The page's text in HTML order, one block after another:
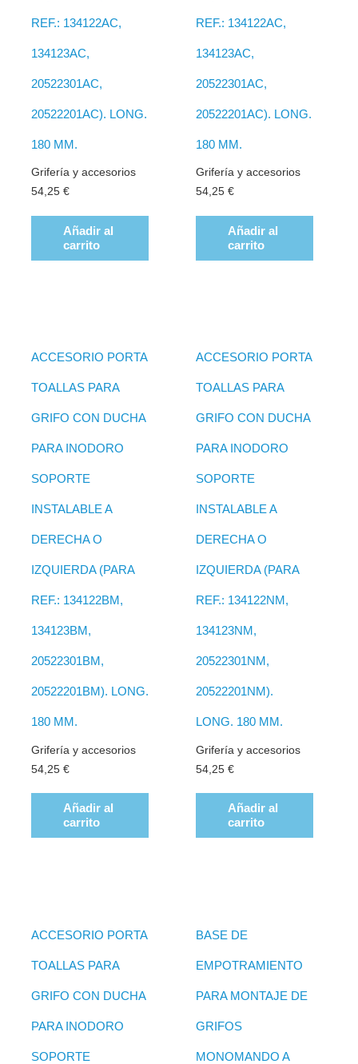
REF.: 134122AC,
134123AC,
20522301AC,
20522201AC). LONG.
180 MM.
Grifería y accesorios
54,25€
Añadir al
carrito
REF.: 134122AC,
134123AC,
20522301AC,
20522201AC). LONG.
180 MM.
Grifería y accesorios
54,25 €
Añadir al
carrito
ACCESORIO PORTA
TOALLAS PARA
GRIFO CON DUCHA
PARA INODORO
SOPORTE
INSTALABLE A
DERECHA O
IZQUIERDA (PARA
REF.: 134122BM,
134123BM,
20522301BM,
20522201BM). LONG.
180 MM.
Grifería y accesorios
54,25€
Añadir al
carrito
ACCESORIO PORTA
TOALLAS PARA
GRIFO CON DUCHA
PARA INODORO
SOPORTE
INSTALABLE A
DERECHA O
IZQUIERDA (PARA
REF.: 134122NM,
134123NM,
20522301NM,
20522201NM).
LONG. 180 MM.
Grifería y accesorios
54,25 €
Añadir al
carrito
ACCESORIO PORTA
TOALLAS PARA
GRIFO CON DUCHA
PARA INODORO
SOPORTE
BASE DE
EMPOTRAMIENTO
PARA MONTAJE DE
GRIFOS
MONOMANDO A